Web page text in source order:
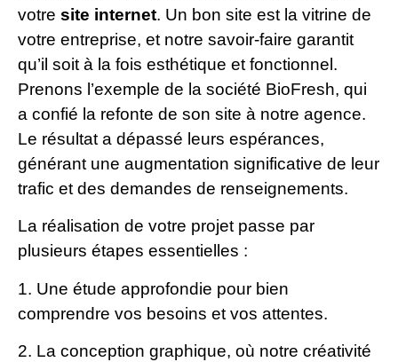
votre site internet. Un bon site est la vitrine de
votre entreprise, et notre savoir-faire garantit
qu’il soit à la fois esthétique et fonctionnel.
Prenons l’exemple de la société BioFresh, qui
a confié la refonte de son site à notre agence.
Le résultat a dépassé leurs espérances,
générant une augmentation significative de leur
trafic et des demandes de renseignements.
La réalisation de votre projet passe par
plusieurs étapes essentielles :
1. Une étude approfondie pour bien
comprendre vos besoins et vos attentes.
2. La conception graphique, où notre créativité